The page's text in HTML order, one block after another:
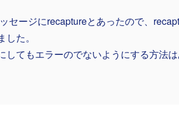
セージにrecaptureとあったので、
した。
してもエラーのでないようにする方法